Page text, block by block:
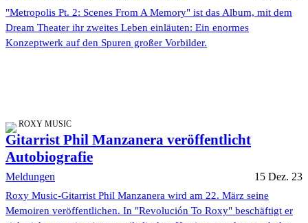
"Metropolis Pt. 2: Scenes From A Memory" ist das Album, mit dem
Dream Theater ihr zweites Leben einläuten: Ein enormes
Konzeptwerk auf den Spuren großer Vorbilder.
ROXY MUSIC
Gitarrist Phil Manzanera veröffentlicht
Autobiografie
Meldungen 15 Dez. 23
Roxy Music-Gitarrist Phil Manzanera wird am 22. März seine
Memoiren veröffentlichen. In "Revolución To Roxy" beschäftigt er